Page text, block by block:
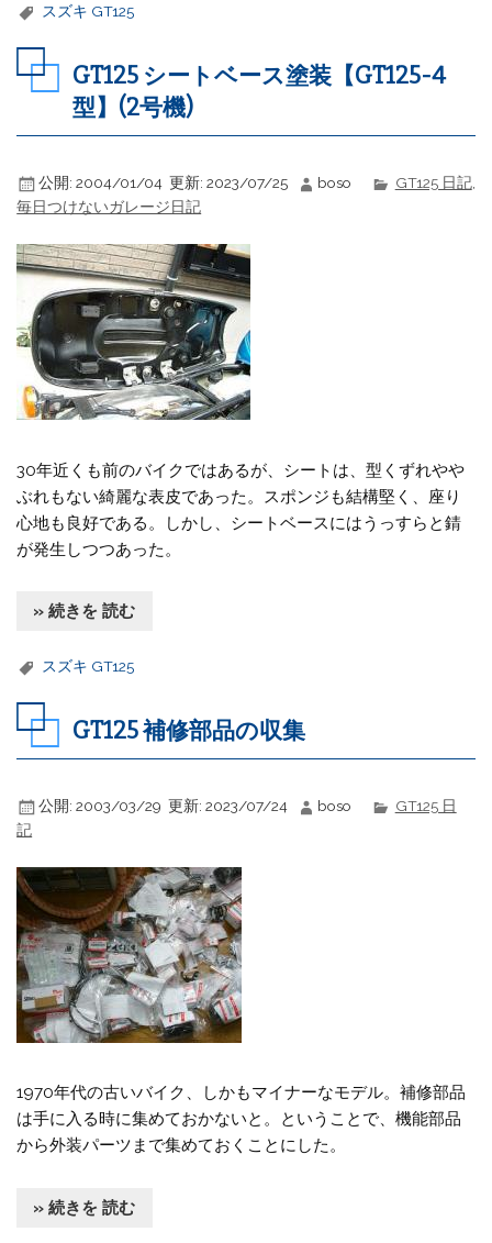
スズキ GT125
GT125 シートベース塗装【GT125-4
型】(2号機)
公開: 2004/01/04 更新: 2023/07/25 boso GT125 日記,
毎日つけないガレージ日記
30年近くも前のバイクではあるが、シートは、型くずれやや
ぶれもない綺麗な表皮であった。スポンジも結構堅く、座り
心地も良好である。しかし、シートベースにはうっすらと錆
が発生しつつあった。
» 続きを 読む
スズキ GT125
GT125 補修部品の収集
公開: 2003/03/29 更新: 2023/07/24 boso
GT125 日
記
1970年代の古いバイク、しかもマイナーなモデル。補修部品
は手に入る時に集めておかないと。ということで、機能部品
から外装パーツまで集めておくことにした。
» 続きを 読む